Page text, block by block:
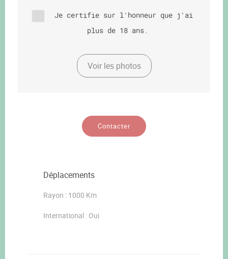
Je certifie sur l'honneur que j'ai
plus de 18 ans.
Voir les photos
Contacter
Déplacements
Rayon : 1000 Km
International : Oui